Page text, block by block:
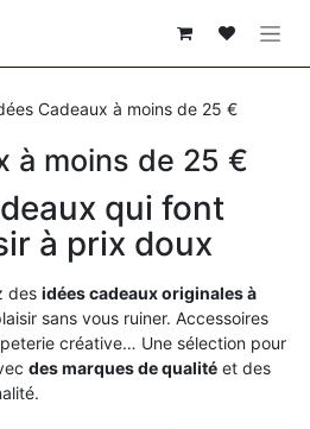
Cadeaux à moins de 25 €
à moins de 25 €
qui font
à prix doux
des idées cadeaux originales à
sans vous ruiner. Accessoires
créative… Une sélection pour
des marques de qualité et des